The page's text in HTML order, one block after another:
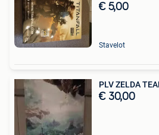
€ 5,00
Stavelot
PLV ZELDA
€ 30,00